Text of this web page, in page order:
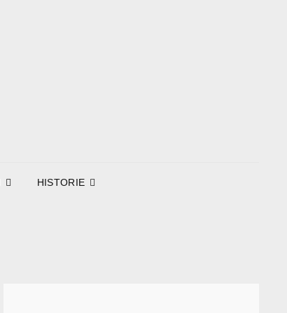
HISTORIE